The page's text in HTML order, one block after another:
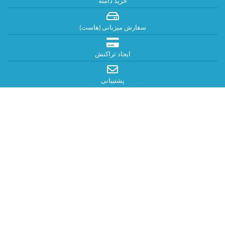
سفارش میزبانی (هاست)
ایجاد تراکنش
پشتیبانی